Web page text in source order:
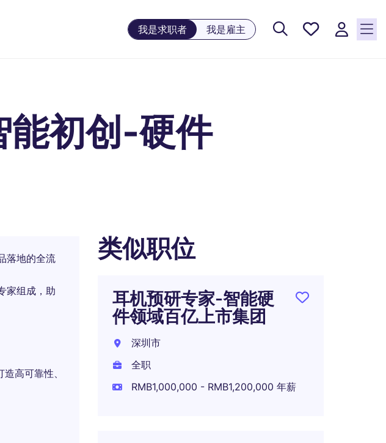
我是求职者 我是雇主
保存工
能初创-硬件
落地的全流
家组成，助
高可靠性、
类似职位
耳机预研专家-智能硬
件领域百亿上市集团
深圳市
全职
RMB1,000,000 - RMB1,200,000 年薪